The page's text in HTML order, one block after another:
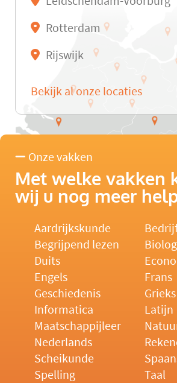
Rotterdam
Rijswijk
Bekijk al onze locaties
Onze vakken
Met welke vakken
wij u nog meer
Aardrijkskunde
Begrijpend lezen
Duits
Engels
Frans
Geschiedenis
Grieks
Informatica
Latijn
Maatschappijleer
Nederlands
Scheikunde
Spelling
Taal